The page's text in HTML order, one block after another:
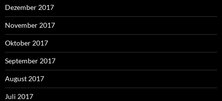
Dezember 2017
November 2017
Oktober 2017
September 2017
August 2017
Juli 2017